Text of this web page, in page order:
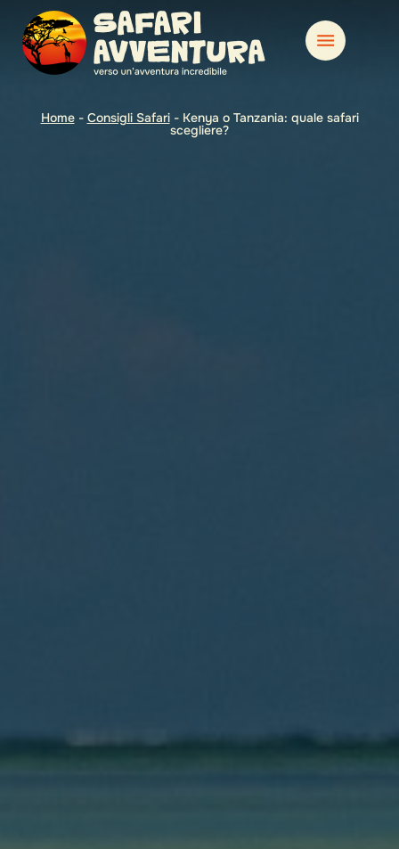
Home- Consigli Safari- Kenya o Tanzania: quale safari
scegliere?